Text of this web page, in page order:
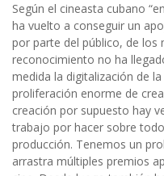
Según el cineasta cubano
ha vuelto a conseguir un
por parte del público, de los
reconocimiento no ha
medida la digitalización de
proliferación enorme de
creación por supuesto hay
trabajo por hacer sobre
producción. Tenemos un
arrastra múltiples premios